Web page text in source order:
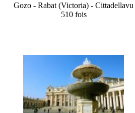
Gozo - Rabat (Victoria) - Cittadellavu
510 fois